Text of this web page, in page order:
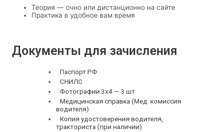
Теория — очно или дистанционно на сайте
Практика в удобное вам время
Документы для зачисления
Паспорт РФ
СНИЛС
Фотографии 3х4 — 3 шт
Медицинская справка (Мед. комиссия
водителя)
Копия удостоверения водителя,
тракториста (при наличии)